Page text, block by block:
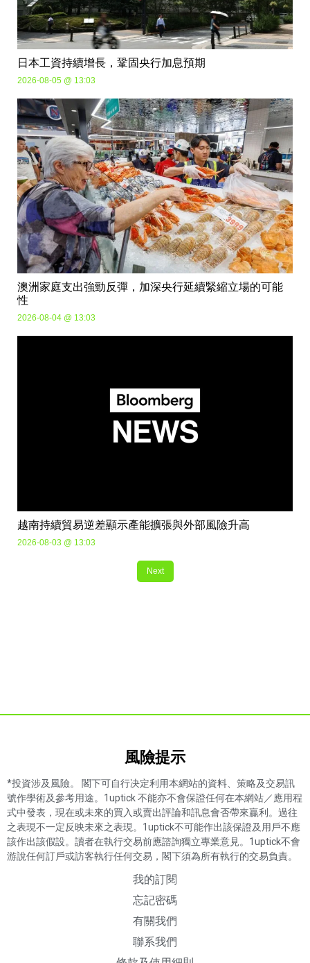
日本工資持續增長，鞏固央行加息預期
2026-08-05 @ 13:03
澳洲家庭支出強勁反彈，加深央行延續緊縮立場的可能
性
2026-08-04 @ 13:03
越南持續貿易逆差顯示產能擴張與外部風險升高
2026-08-03 @ 13:03
Next
風險提示​
*投資涉及風險。 閣下可自行决定利用本網站的資料、策略及交易訊
號作學術及參考用途。1uptick 不能亦不會保證任何在本網站／應用程
式中發表，現在或未來的買入或賣出評論和訊息會否帶來贏利。過往
之表現不一定反映未來之表現。1uptick不可能作出該保證及用戶不應
該作出該假設。讀者在執行交易前應諮詢獨立專業意見。1uptick不會
游說任何訂戶或訪客執行任何交易，閣下須為所有執行的交易負責。
我的訂閱
忘記密碼
有關我們
聯系我們